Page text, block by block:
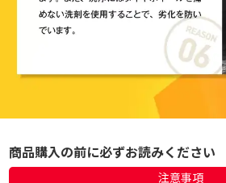
商品購入の前に必ずお読みください
注意事項